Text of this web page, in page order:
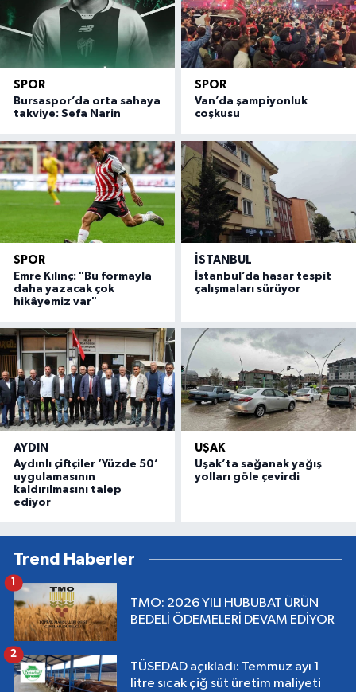
SPOR
Bursaspor’da orta sahaya
takviye: Sefa Narin
SPOR
Van’da şampiyonluk
coşkusu
SPOR
Emre Kılınç: "Bu formayla
daha yazacak çok
hikâyemiz var"
İSTANBUL
İstanbul’da hasar tespit
çalışmaları sürüyor
AYDIN
Aydınlı çiftçiler ‘Yüzde 50’
uygulamasının
kaldırılmasını talep
ediyor
UŞAK
Uşak’ta sağanak yağış
yolları göle çevirdi
Trend Haberler
TMO: 2026 YILI HUBUBAT ÜRÜN
BEDELİ ÖDEMELERİ DEVAM EDİYOR
1
TÜSEDAD açıkladı: Temmuz ayı 1
litre sıcak çiğ süt üretim maliyeti
2